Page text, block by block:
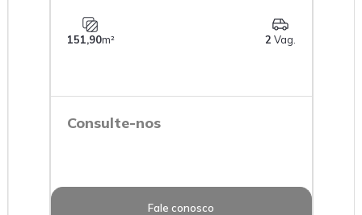
151,90m² 2 Vag.
Consulte-nos
Fale conosco